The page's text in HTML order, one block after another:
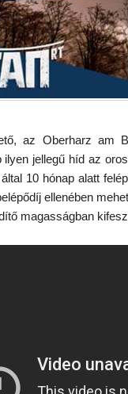
az Oberharz am
ilyen jellegű híd az
10 hónap alatt
ellenében
magasságban